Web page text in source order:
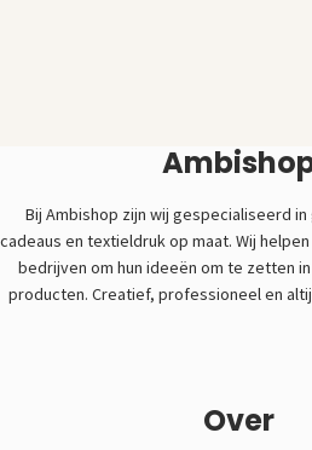
Bij Ambishop zijn wij gespecialiseerd
cadeaus en textieldruk op maat. Wij
bedrijven om hun ideeën om te zetten
producten. Creatief, professioneel en
Over